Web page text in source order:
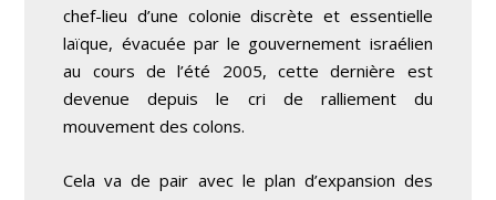
chef-lieu d’une colonie discrète et essentielle
laïque, évacuée par le gouvernement israélien
au cours de l’été 2005, cette dernière est
devenue depuis le cri de ralliement du
mouvement des colons.
Cela va de pair avec le plan d’expansion des